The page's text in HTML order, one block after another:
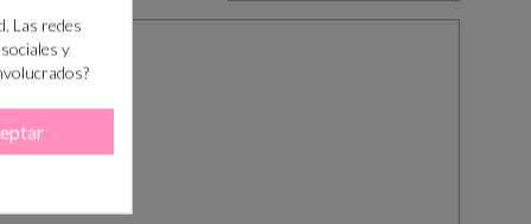
Las redes
y